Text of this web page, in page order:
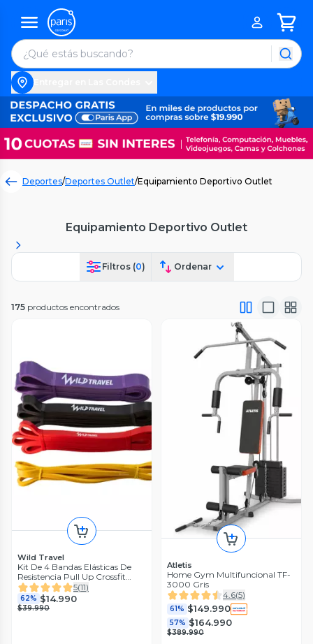
Deportes/Deportes Outlet/Equipamiento Deportivo Outlet
Equipamiento Deportivo Outlet
Filtros (0) Ordenar
175 productos encontrados
Wild Travel
Kit De 4 Bandas Elásticas De
Resistencia Pull Up Crossfit
Gym Ligas
5(11)
62% $14.990
$39.990
Atletis
Home Gym Multifuncional TF-
3000 Gris
4.6(5)
61% $149.990
57% $164.990
$389.990